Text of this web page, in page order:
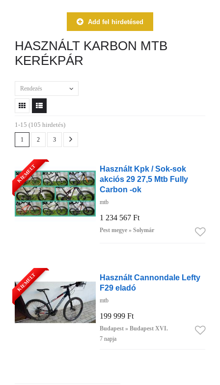
Add fel hirdetésed
HASZNÁLT KARBON MTB
KERÉKPÁR
Rendezés
1-15 (105 hirdetés)
1 2 3
KIEMELT
Használt Kpk / Sok-sok
akciós 29 27,5 Mtb Fully
Carbon -ok
mtb
1 234 567 Ft
Pest megye » Solymár
KIEMELT
Használt Cannondale Lefty
F29 eladó
mtb
199 999 Ft
Budapest » Budapest XVI.
7 napja